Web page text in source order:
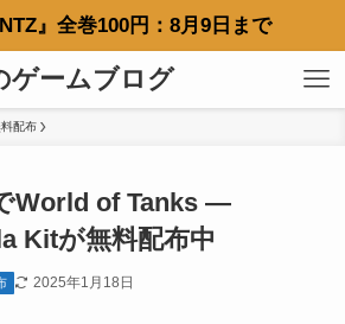
』全巻100円：8月9日まで
ゲームブログ
配布
World of Tanks —
Kitが無料配布中
2025年1月18日